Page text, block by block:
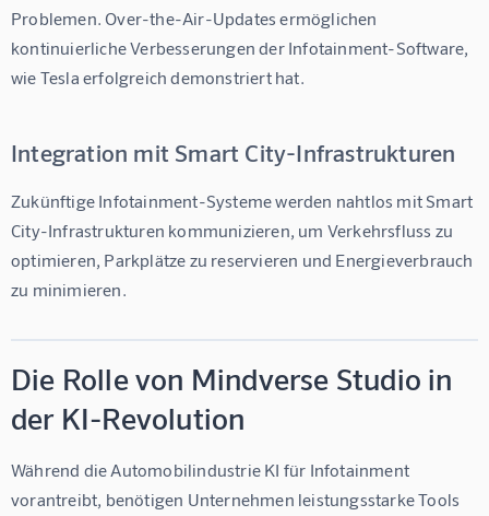
Problemen. Over-the-Air-Updates ermöglichen
kontinuierliche Verbesserungen der Infotainment-Software,
wie Tesla erfolgreich demonstriert hat.
Integration mit Smart City-Infrastrukturen
Zukünftige Infotainment-Systeme werden nahtlos mit Smart
City-Infrastrukturen kommunizieren, um Verkehrsfluss zu
optimieren, Parkplätze zu reservieren und Energieverbrauch
zu minimieren.
Die Rolle von Mindverse Studio in
der KI-Revolution
Während die Automobilindustrie KI für Infotainment
vorantreibt, benötigen Unternehmen leistungsstarke Tools